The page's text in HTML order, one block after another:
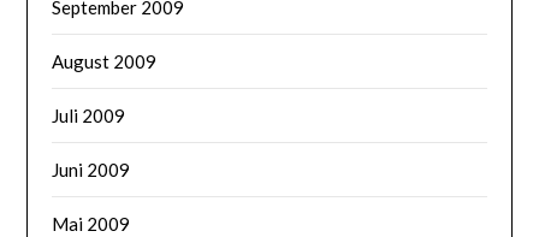
September 2009
August 2009
Juli 2009
Juni 2009
Mai 2009